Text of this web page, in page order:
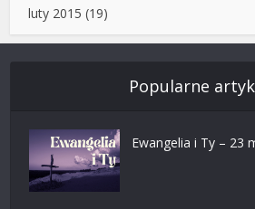
luty 2015 (19)
Popularne
Ewangelia i Ty – 23